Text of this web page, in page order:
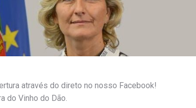
através do direto no nosso Facebook!
do Vinho do Dão.